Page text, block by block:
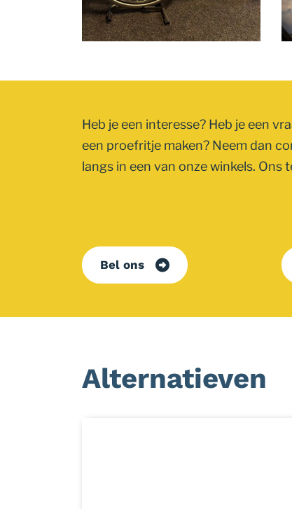
Heb je een interesse? Heb je een
een proefritje maken? Neem dan
langs in een van onze winkels. Ons
Bel ons
Alternatieven